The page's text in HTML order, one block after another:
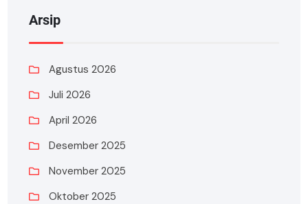
Arsip
Agustus 2026
Juli 2026
April 2026
Desember 2025
November 2025
Oktober 2025